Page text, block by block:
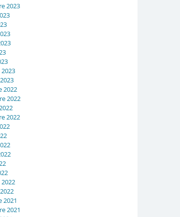
2023
2022
2022
2022
2021
2021